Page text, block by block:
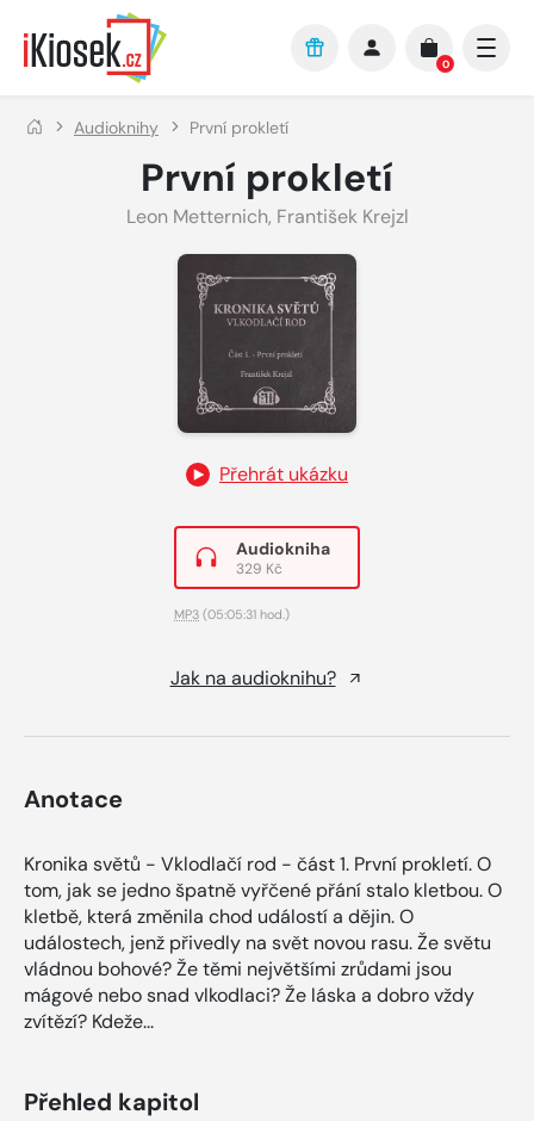
Přejít na hlavní obsah
0
Audioknihy První prokletí
První prokletí
Leon Metternich, František Krejzl
Přehrát ukázku
Audiokniha
329 Kč
MP3 (05:05:31 hod.)
Jak na audioknihu?
Anotace
Kronika světů - Vklodlačí rod - část 1. První prokletí. O
tom, jak se jedno špatně vyřčené přání stalo kletbou. O
kletbě, která změnila chod událostí a dějin. O
událostech, jenž přivedly na svět novou rasu. Že světu
vládnou bohové? Že těmi největšími zrůdami jsou
mágové nebo snad vlkodlaci? Že láska a dobro vždy
zvítězí? Kdeže...
Přehled kapitol